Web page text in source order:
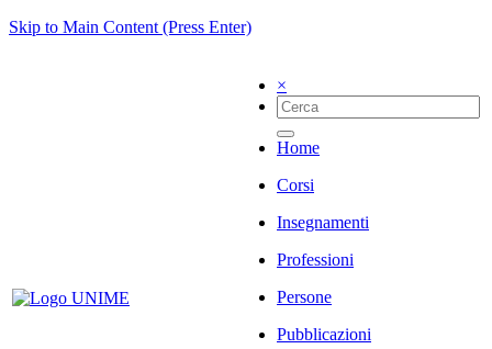
Skip to Main Content (Press Enter)
×
Home
Corsi
Insegnamenti
Professioni
Persone
Pubblicazioni